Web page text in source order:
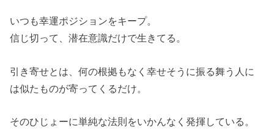
いつも幸運ポジションをキープ。
信じ切って、潜在意識だけで生きてる。
引き寄せとは、何の根拠もなく幸せそうに振る舞う人に
は似たものが寄ってくるだけ。
そのひじょーに単純な法則をいかんなく発揮している。